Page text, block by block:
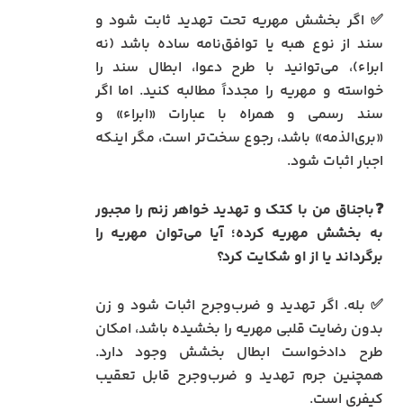
✅ اگر بخشش مهریه تحت تهدید ثابت شود و
سند از نوع هبه یا توافق‌نامه ساده باشد (نه
ابراء)، می‌توانید با طرح دعوا، ابطال سند را
خواسته و مهریه را مجدداً مطالبه کنید. اما اگر
سند رسمی و همراه با عبارات «ابراء» و
«بری‌الذمه» باشد، رجوع سخت‌تر است، مگر اینکه
اجبار اثبات شود.
❓باجناق من با کتک و تهدید خواهر زنم را مجبور
به بخشش مهریه کرده؛ آیا می‌توان مهریه را
برگرداند یا از او شکایت کرد؟
✅ بله. اگر تهدید و ضرب‌وجرح اثبات شود و زن
بدون رضایت قلبی مهریه را بخشیده باشد، امکان
طرح دادخواست ابطال بخشش وجود دارد.
همچنین جرم تهدید و ضرب‌وجرح قابل تعقیب
کیفری است.